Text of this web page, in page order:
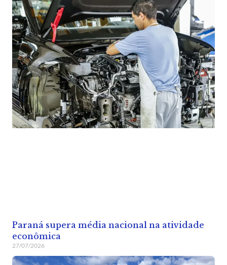
Paraná supera média nacional na atividade
econômica
27/07/2026